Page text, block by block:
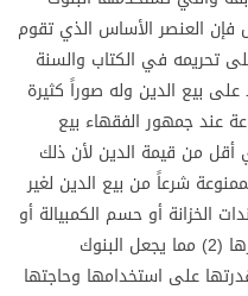
فإن العنصر الأساس الذي تقوم
تحريمه في الكتاب والسنة
بيع الدين وله صوراً كثيرة
عند جمهور الفقهاء بيع
أقل من قيمة الدين لأن ذلك
شرعاً من بيع الدين لغير
الخزانة أو حسم الكمبيالة أو
غيرها من سندات الديون أياً كان مصدرها (2) مما يجعل البنوك
على استخدامها وحاجتها